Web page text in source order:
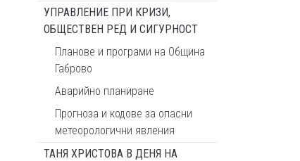
УПРАВЛЕНИЕ ПРИ КРИЗИ,
ОБЩЕСТВЕН РЕД И СИГУРНОСТ
Планове и програми на Община
Габрово
Аварийно планиране
Прогноза и кодове за опасни
метеорологични явления
ТАНЯ ХРИСТОВА В ДЕНЯ НА